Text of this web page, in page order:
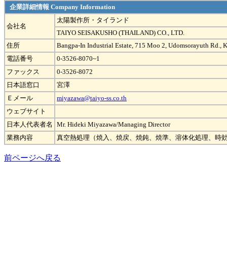
企業詳細情報 Company Information
会社名
太陽製作所・タイランド
TAIYO SEISAKUSHO (THAILAND) CO., LTD.
住所
Bangpa-In Industrial Estate, 715 Moo 2, Udomsorayuth Rd.,
電話番号
0-3526-8070~1
ファックス
0-3526-8072
日本語窓口
宮澤
Ｅメール
miyazawa@taiyo-ss.co.th
ウェブサイト
日本人代表者名
Mr. Hideki Miyazawa/Managing Director
業務内容
真空熱処理（焼入、焼戻、焼鈍、焼準、溶体化処理、時
前ページへ戻る